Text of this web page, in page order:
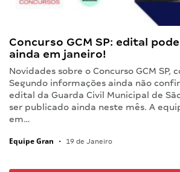
Concurso GCM SP: edital
ainda em janeiro!
Novidades sobre o Concurso GCM SP,
Segundo informações ainda não
edital da Guarda Civil Municipal de
ser publicado ainda neste mês. A
em…
Equipe Gran • 19 de Janeiro